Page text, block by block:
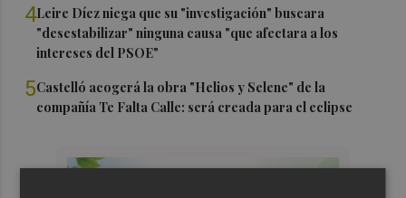
4Leire Díez niega que su "investigación" buscara
"desestabilizar" ninguna causa "que afectara a los
intereses del PSOE"
5Castelló acogerá la obra "Helios y Selene" de la
compañía Te Falta Calle: será creada para el eclipse